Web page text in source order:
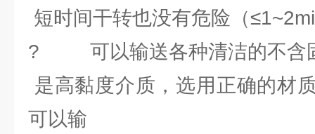
短时间干转也没有危险（
? 可以输送各种清洁的不含
是高黏度介质，选用正确的材
可以输